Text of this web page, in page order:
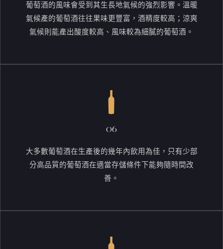
葡萄酒的風味會受到其生長地氣候的強烈影響。溫暖
氣候產的葡萄酒往往果味更豐富，酒精度較高；涼爽
氣候則能產出酸度較高、風味較為細膩的葡萄酒。
06
大多數葡萄酒在生產後的幾年內飲用為佳，只有少部
分高品質的葡萄酒在適當存儲條件下能夠隨時間改
善。